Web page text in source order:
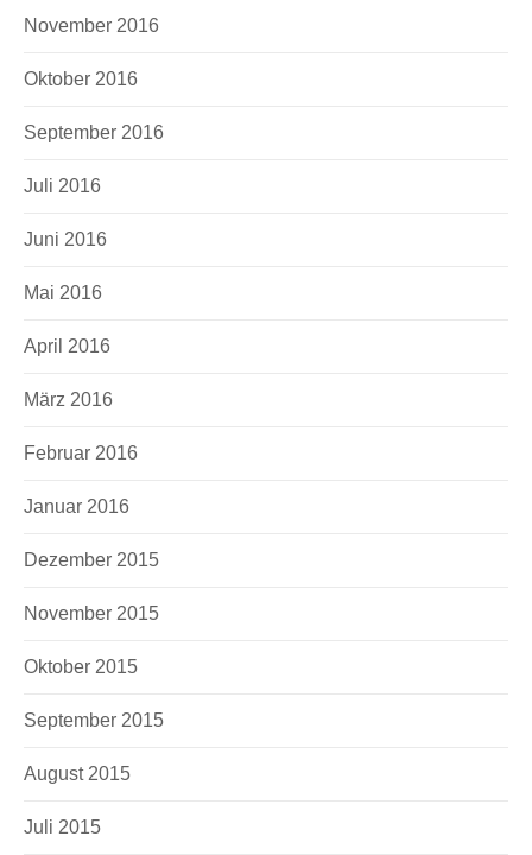
November 2016
Oktober 2016
September 2016
Juli 2016
Juni 2016
Mai 2016
April 2016
März 2016
Februar 2016
Januar 2016
Dezember 2015
November 2015
Oktober 2015
September 2015
August 2015
Juli 2015